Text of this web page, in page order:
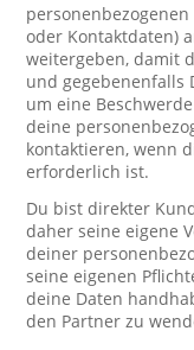
oder Kontaktdaten)
weitergeben, damit
und gegebenenfalls
um eine
deine
kontaktieren, wenn
erforderlich ist.
Du bist direkter
daher seine eigene
deiner
seine eigenen
deine Daten
den Partner zu